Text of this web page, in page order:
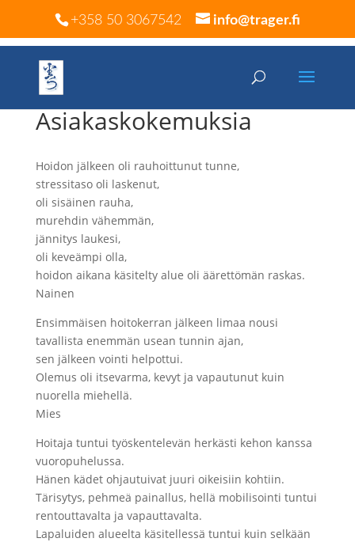
+358 50 3067542 info@trager.fi
Asiakaskokemuksia
Hoidon jälkeen oli rauhoittunut tunne,
stressitaso oli laskenut,
oli sisäinen rauha,
murehdin vähemmän,
jännitys laukesi,
oli keveämpi olla,
hoidon aikana käsitelty alue oli äärettömän raskas.
Nainen
Ensimmäisen hoitokerran jälkeen limaa nousi
tavallista enemmän usean tunnin ajan,
sen jälkeen vointi helpottui.
Olemus oli itsevarma, kevyt ja vapautunut kuin
nuorella miehellä.
Mies
Hoitaja tuntui työskentelevän herkästi kehon kanssa
vuoropuhelussa.
Hänen kädet ohjautuivat juuri oikeisiin kohtiin.
Tärisytys, pehmeä painallus, hellä mobilisointi tuntui
rentouttavalta ja vapauttavalta.
Lapaluiden alueelta käsitellessä tuntui kuin selkään